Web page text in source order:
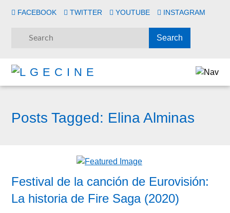
FACEBOOK TWITTER YOUTUBE INSTAGRAM
Posts Tagged: Elina Alminas
Festival de la canción de Eurovisión:
La historia de Fire Saga (2020)